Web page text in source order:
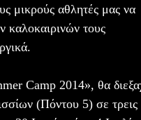
μικρούς αθλητές μας να
καλοκαιρινών τους
Camp 2014», θα
(Πόντου 5) σε